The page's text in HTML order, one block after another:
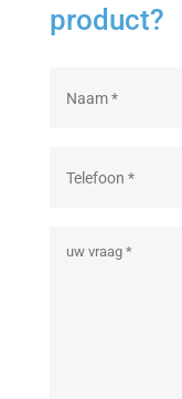
product?